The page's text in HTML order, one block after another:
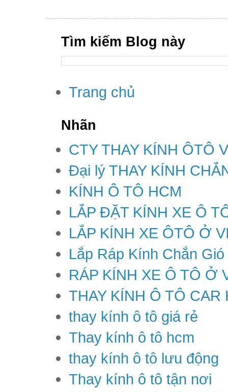
Tìm kiếm Blog này
Trang chủ
Nhãn
CTY THAY KÍNH ÔTÔ
Đại lý THAY KÍNH
KÍNH Ô TÔ HCM
LẮP ĐẶT KÍNH XE Ô
LẮP KÍNH XE ÔTÔ Ở
Lắp Ráp Kính Chắn
RÁP KÍNH XE Ô TÔ Ở
THAY KÍNH Ô TÔ CAR
thay kính ô tô giá rẻ
Thay kính ô tô hcm
thay kính ô tô lưu động
Thay kính ô tô tận nơi